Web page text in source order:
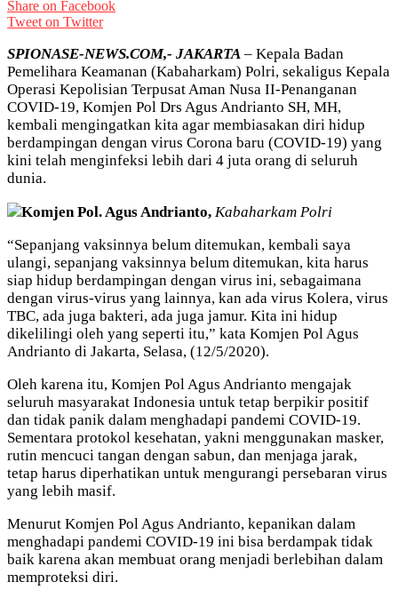
Share on Facebook
Tweet on Twitter
SPIONASE-NEWS.COM,- JAKARTA – Kepala Badan
Pemelihara Keamanan (Kabaharkam) Polri, sekaligus Kepala
Operasi Kepolisian Terpusat Aman Nusa II-Penanganan
COVID-19, Komjen Pol Drs Agus Andrianto SH, MH,
kembali mengingatkan kita agar membiasakan diri hidup
berdampingan dengan virus Corona baru (COVID-19) yang
kini telah menginfeksi lebih dari 4 juta orang di seluruh
dunia.
Komjen Pol. Agus Andrianto, Kabaharkam Polri
“Sepanjang vaksinnya belum ditemukan, kembali saya
ulangi, sepanjang vaksinnya belum ditemukan, kita harus
siap hidup berdampingan dengan virus ini, sebagaimana
dengan virus-virus yang lainnya, kan ada virus Kolera, virus
TBC, ada juga bakteri, ada juga jamur. Kita ini hidup
dikelilingi oleh yang seperti itu,” kata Komjen Pol Agus
Andrianto di Jakarta, Selasa, (12/5/2020).
Oleh karena itu, Komjen Pol Agus Andrianto mengajak
seluruh masyarakat Indonesia untuk tetap berpikir positif
dan tidak panik dalam menghadapi pandemi COVID-19.
Sementara protokol kesehatan, yakni menggunakan masker,
rutin mencuci tangan dengan sabun, dan menjaga jarak,
tetap harus diperhatikan untuk mengurangi persebaran virus
yang lebih masif.
Menurut Komjen Pol Agus Andrianto, kepanikan dalam
menghadapi pandemi COVID-19 ini bisa berdampak tidak
baik karena akan membuat orang menjadi berlebihan dalam
memproteksi diri.